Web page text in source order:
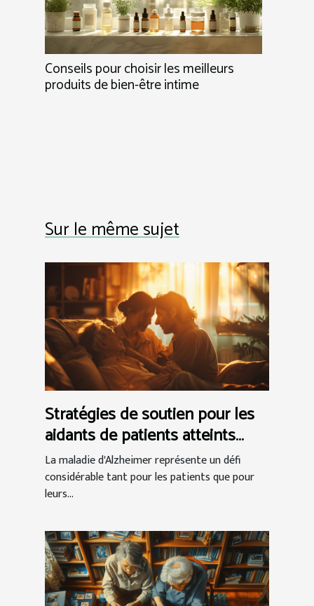
Conseils pour choisir les meilleurs
produits de bien-être intime
Sur le même sujet
Stratégies de soutien pour les
aidants de patients atteints
d'Alzheimer
La maladie d'Alzheimer représente un défi
considérable tant pour les patients que pour
leurs...